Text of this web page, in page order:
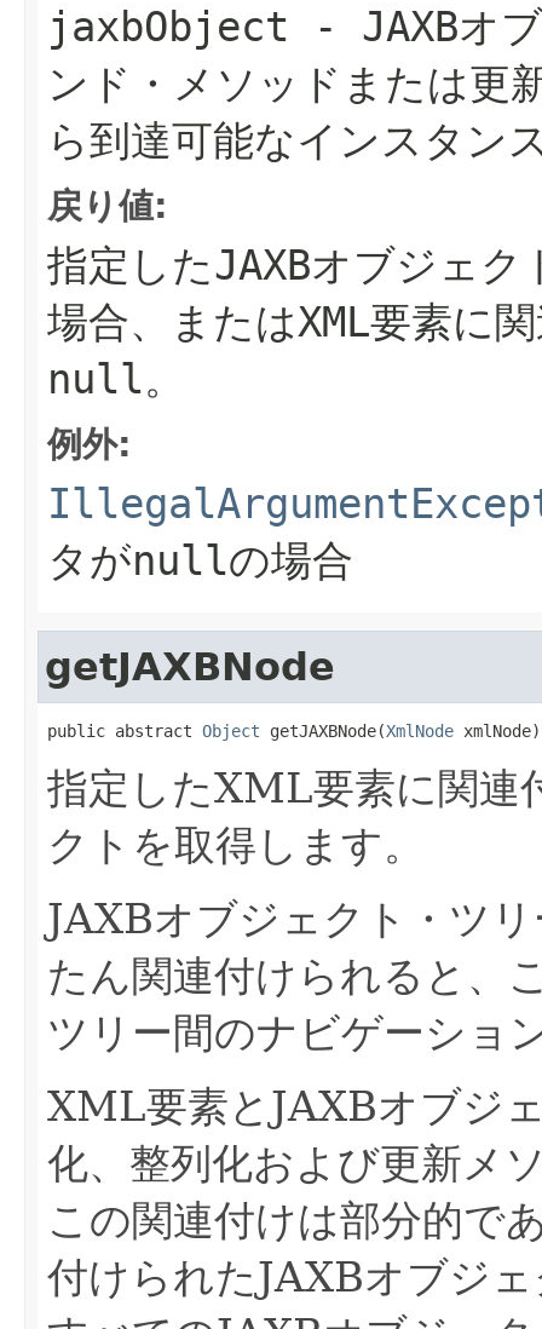
jaxbObject - JAXBオ
ンド・メソッドまたは更
ら到達可能なインスタン
戻り値:
指定したJAXBオブジェク
場合、またはXML要素に
null。
例外:
タがnullの場合
getJAXBNode
public abstract Object getJAXBNode(XmlNode xmlNode)
指定したXML要素に関連
クトを取得します。
JAXBオブジェクト・ツ
たん関連付けられると、
ツリー間のナビゲーショ
XML要素とJAXBオブジ
化、整列化および更新メ
この関連付けは部分的で
付けられたJAXBオブジ